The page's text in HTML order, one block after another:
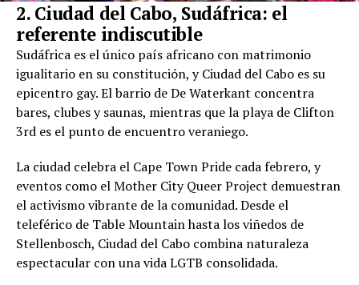
2. Ciudad del Cabo, Sudáfrica: el
referente indiscutible
Sudáfrica es el único país africano con matrimonio
igualitario en su constitución, y Ciudad del Cabo es su
epicentro gay. El barrio de De Waterkant concentra
bares, clubes y saunas, mientras que la playa de Clifton
3rd es el punto de encuentro veraniego.
La ciudad celebra el Cape Town Pride cada febrero, y
eventos como el Mother City Queer Project demuestran
el activismo vibrante de la comunidad. Desde el
teleférico de Table Mountain hasta los viñedos de
Stellenbosch, Ciudad del Cabo combina naturaleza
espectacular con una vida LGTB consolidada.